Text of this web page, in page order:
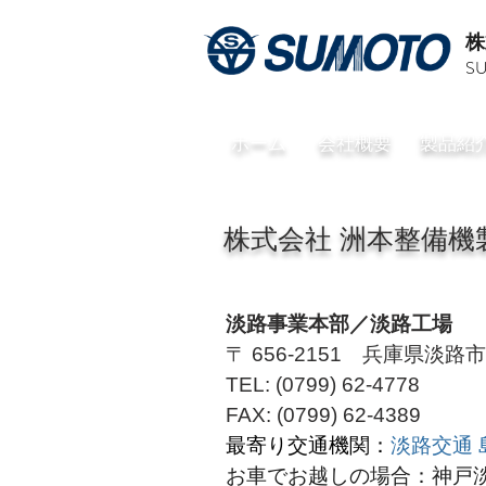
​ホーム ​会社概要 製品紹
株式会社 洲本整備機
​淡路事業本部／淡路工場
〒 656-2151 兵庫県淡路
TEL: (0799) 62-4778
FAX: (0799) 62-4389
​最寄り交通機関： 淡路交通
お車でお越しの場合：神戸